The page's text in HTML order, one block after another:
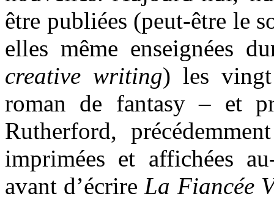
être publiées (peut-être le
elles même enseignées
creative writing) les
roman de fantasy – et
Rutherford,
imprimées et affichées
avant d’écrireLa Fiancée